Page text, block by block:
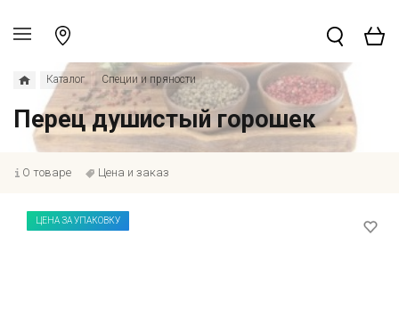
Каталог Специи и пряности
Перец душистый горошек
О товаре Цена и заказ
ЦЕНА ЗА УПАКОВКУ